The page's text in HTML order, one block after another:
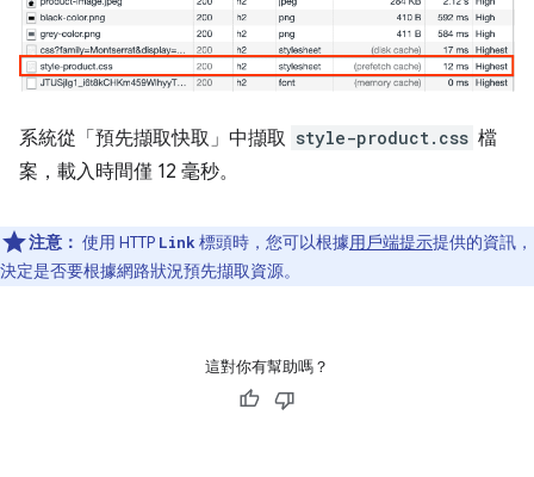
系統從「預先擷取快取」中擷取 style-product.css 檔
案，載入時間僅 12 毫秒。
注意： 使用 HTTP Link 標頭時，您可以根據用戶端提示提供的資訊，
決定是否要根據網路狀況預先擷取資源。
這對你有幫助嗎？